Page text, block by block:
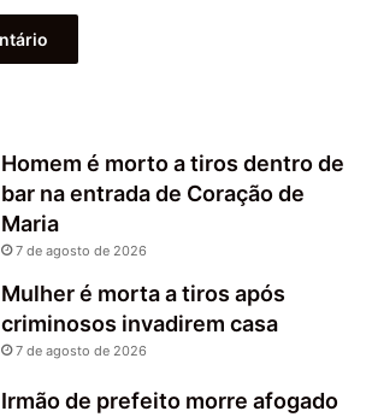
Homem é morto a tiros dentro de
bar na entrada de Coração de
Maria
7 de agosto de 2026
Mulher é morta a tiros após
criminosos invadirem casa
7 de agosto de 2026
Irmão de prefeito morre afogado